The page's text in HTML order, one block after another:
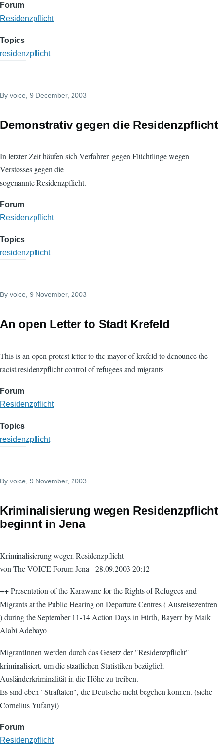
Forum
Residenzpflicht
Topics
residenzpflicht
By voice , 9 December, 2003
Demonstrativ gegen die Residenzpflicht
In letzter Zeit häufen sich Verfahren gegen Flüchtlinge wegen
Verstosses gegen die
sogenannte Residenzpflicht.
Forum
Residenzpflicht
Topics
residenzpflicht
By voice, 9 November, 2003
An open Letter to Stadt Krefeld
This is an open protest letter to the mayor of krefeld to denounce the
racist residenzpflicht control of refugees and migrants
Forum
Residenzpflicht
Topics
residenzpflicht
By voice, 9 November, 2003
Kriminalisierung wegen Residenzpflicht
beginnt in Jena
Kriminalisierung wegen Residenzpflicht
von The VOICE Forum Jena - 28.09.2003 20:12
++ Presentation of the Karawane for the Rights of Refugees and
Migrants at the Public Hearing on Departure Centres ( Ausreisezentren
) during the September 11-14 Action Days in Fürth, Bayern by Maik
Alabi Adebayo
MigrantInnen werden durch das Gesetz der "Residenzpflicht"
kriminalisiert, um die staatlichen Statistiken bezüglich
Ausländerkriminalität in die Höhe zu treiben.
Es sind eben "Straftaten", die Deutsche nicht begehen können. (siehe
Cornelius Yufanyi)
Forum
Residenzpflicht